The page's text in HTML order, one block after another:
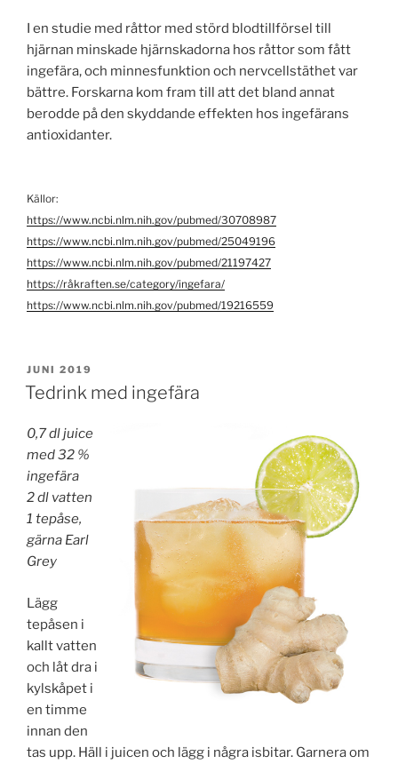
I en studie med råttor med störd blodtillförsel till
hjärnan minskade hjärnskadorna hos råttor som fått
ingefära, och minnesfunktion och nervcellstäthet var
bättre. Forskarna kom fram till att det bland annat
berodde på den skyddande effekten hos ingefärans
antioxidanter.
Källor:
https://www.ncbi.nlm.nih.gov/pubmed/30708987
https://www.ncbi.nlm.nih.gov/pubmed/25049196
https://www.ncbi.nlm.nih.gov/pubmed/21197427
https://råkraften.se/category/ingefara/
https://www.ncbi.nlm.nih.gov/pubmed/19216559
PUBLICERAT
JUNI 2019
Tedrink med ingefära
0,7 dl juice
med 32 %
ingefära
2 dl vatten
1 tepåse,
gärna Earl
Grey
Lägg
tepåsen i
kallt vatten
och låt dra i
kylskåpet i
en timme
innan den
tas upp. Häll i juicen och lägg i några is­bitar. Garnera om